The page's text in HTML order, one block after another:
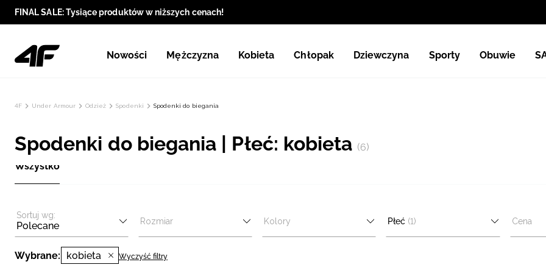
FINAL SALE: Tysiące produktów w niższych cenach!
Nowości Mężczyzna Kobieta Chłopak Dziewczyna Sporty Obuwie
4F Under Armour Odzież Spodenki Spodenki do biegania
Spodenki do biegania | Płeć: kobieta (6)
Wszystko
Sortuj wg:
Polecane Rozmiar Kolory Płeć (1) Cena
Wybrane: kobieta Wyczyść filtry